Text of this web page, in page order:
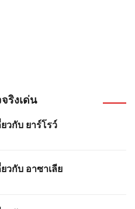
ริงเด่น
วกับ ยาร์โรว์
วกับ อาซาเลีย